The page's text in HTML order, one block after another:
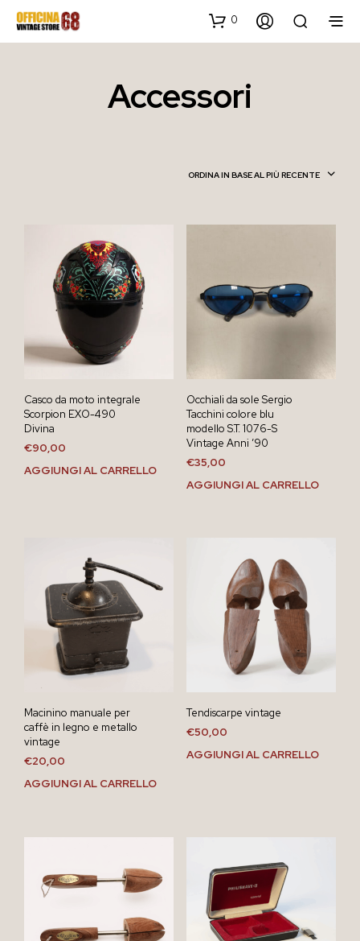
0
Accessori
ORDINA IN BASE AL PIÙ RECENTE
Casco da moto integrale
Scorpion EXO-490
Divina
€90,00
AGGIUNGI AL CARRELLO
Occhiali da sole Sergio
Tacchini colore blu
modello S.T. 1076-S
Vintage Anni ’90
€35,00
AGGIUNGI AL CARRELLO
Macinino manuale per
caffè in legno e metallo
vintage
€20,00
AGGIUNGI AL CARRELLO
Tendiscarpe vintage
€50,00
AGGIUNGI AL CARRELLO